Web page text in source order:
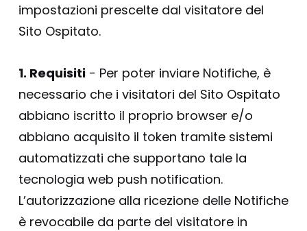
impostazioni prescelte dal visitatore del
Sito Ospitato.
1. Requisiti- Per poter inviare Notifiche, è
necessario che i visitatori del Sito Ospitato
abbiano iscritto il proprio browser e/o
abbiano acquisito il token tramite sistemi
automatizzati che supportano tale la
tecnologia web push notification.
L’autorizzazione alla ricezione delle Notifiche
è revocabile da parte del visitatore in